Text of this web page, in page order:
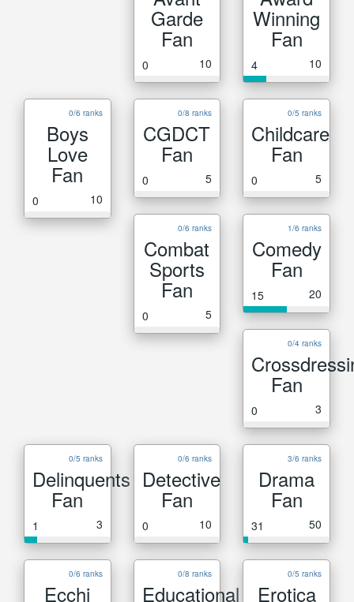
Garde
Fan
0 10
Winning
Fan
4 10
0/6 ranks
Boys
Love
Fan
0 10
0/8 ranks
CGDCT
Fan
0 5
0/5 ranks
Childcare
Fan
0 5
0/6 ranks
Combat
Sports
Fan
0 5
1/6 ranks
Comedy
Fan
15 20
0/4 ranks
Fan
0 3
0/5 ranks
Delinquents
Fan
1 3
0/6 ranks
Detective
Fan
0 10
3/6 ranks
Drama
Fan
31 50
0/6 ranks
Ecchi
0/8 ranks
Educational
0/5 ranks
Erotica